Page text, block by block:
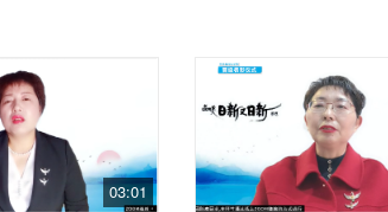
03:01